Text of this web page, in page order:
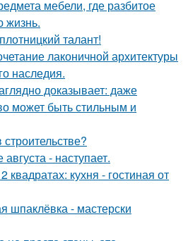
мебели, где разбитое
жизнь.
талант!
лаконичной архитектуры
наследия.
доказывает: даже
может быть стильным и
- наступает.
квадратах: кухня - гостиная от
шпаклёвка - мастерски